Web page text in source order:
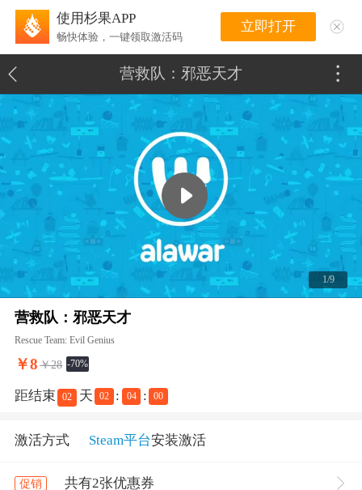
使用杉果APP
畅快体验，一键领取激活码
立即打开
营救队：邪恶天才
1/9
营救队：邪恶天才
Rescue Team: Evil Genius
￥8 ￥28 -70%
距结束 02 天 02 : 04 : 00
激活方式 Steam平台安装激活
促销 共有2张优惠券